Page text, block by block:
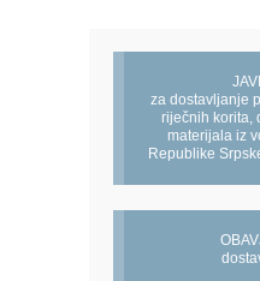
za dostavljanje
riječnih korita,
materijala iz
Republike